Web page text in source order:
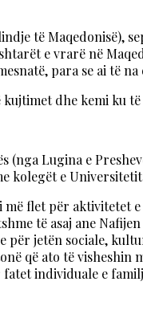
të Maqedonisë),
e vrarë në
para se ai të
dhe kemi ku
Lugina e
kolegët e
flet për aktivitetet e
të asaj ane
për jetën sociale,
që ato të
individuale e